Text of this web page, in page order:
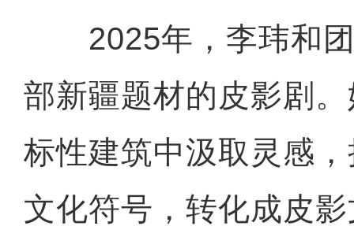
2025年，李玮和团
部新疆题材的皮影剧
标性建筑中汲取灵感
文化符号，转化成皮